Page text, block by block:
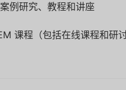
例研究、教程和讲座
课程（包括在线课程和研讨